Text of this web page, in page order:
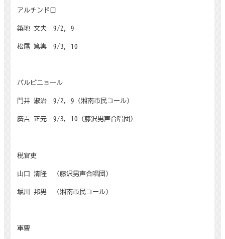
アルチンドロ
築地 文夫9/2, 9
松尾 篤輿9/3, 10
パルピニョール
門井 淑治9/2, 9 （湘南市民コール）
廣吉 正元9/3, 10 （藤沢男声合唱団）
税官吏
山口 清隆 （藤沢男声合唱団）
堀川 邦男 （湘南市民コール）
軍曹